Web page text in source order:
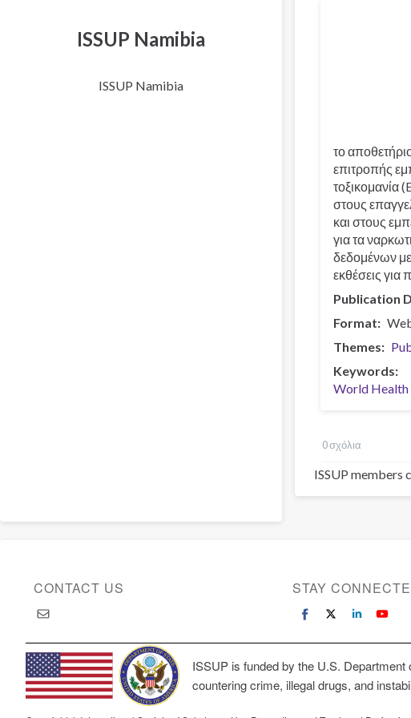
ISSUP Namibia
ISSUP Namibia
το
επιτροπής
τοξικομανία
στους
και στους
για τα
δεδομένων με
εκθέσεις για
Publication
Format
Themes
Keywords
World
0 σχόλια
ISSUP members
CONTACT US STAY
ISSUP is funded by the U.S.
countering crime, illegal drugs, and